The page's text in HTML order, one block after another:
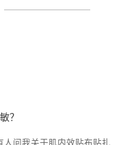
？
人问我关于肌内效贴布贴扎